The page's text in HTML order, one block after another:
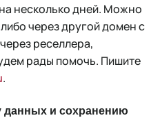
несколько дней. Можно
через другой домен с
реселлера,
рады помочь. Пишите
.
данных и сохранению